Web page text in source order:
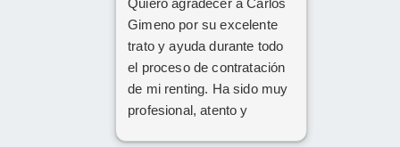
Quiero agradecer a Carlos
Gimeno por su excelente
trato y ayuda durante todo
el proceso de contratación
de mi renting. Ha sido muy
profesional, atento y